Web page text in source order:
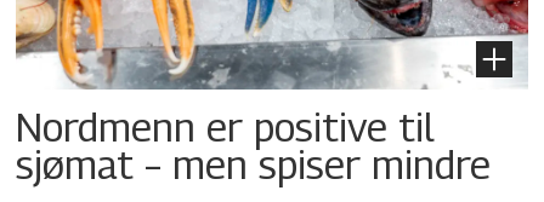
Nordmenn er positive til
sjømat – men spiser mindre